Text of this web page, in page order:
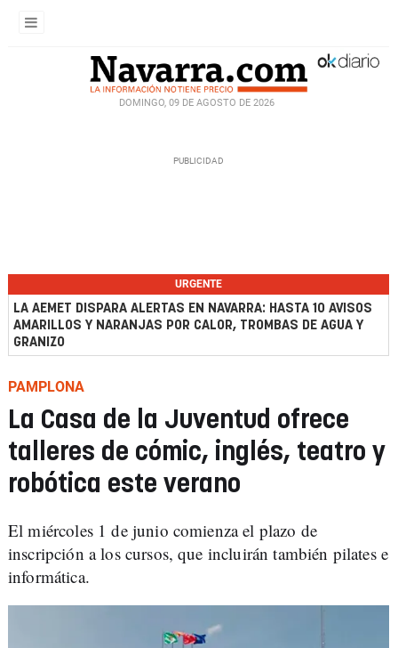
DOMINGO, 09 DE AGOSTO DE 2026
URGENTE
LA AEMET DISPARA ALERTAS EN NAVARRA: HASTA 10 AVISOS
AMARILLOS Y NARANJAS POR CALOR, TROMBAS DE AGUA Y
GRANIZO
PAMPLONA
La Casa de la Juventud ofrece
talleres de cómic, inglés, teatro y
robótica este verano
El miércoles 1 de junio comienza el plazo de
inscripción a los cursos, que incluirán también pilates e
informática.